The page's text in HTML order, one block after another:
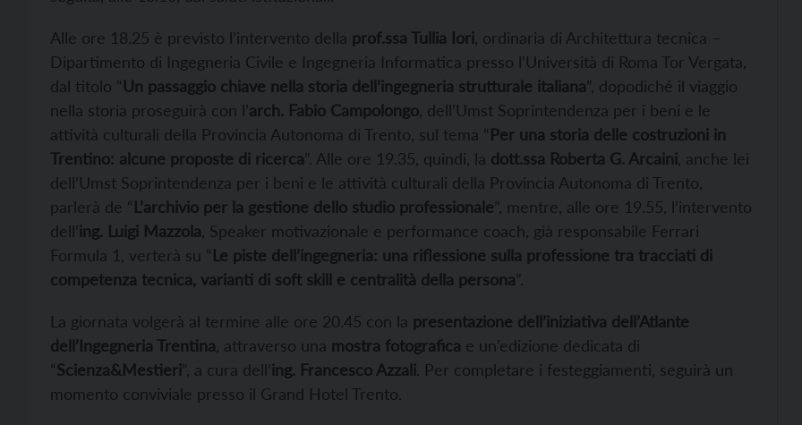
Alle ore 18.25 è previsto l’intervento della prof.ssa Tullia Iori , ordinaria di Architettura tecnica –
Dipartimento di Ingegneria Civile e Ingegneria Informatica presso l’Università di Roma Tor Vergata,
dal titolo “Un passaggio chiave nella storia dell’ingegneria strutturale italiana”, dopodiché il viaggio
nella storia proseguirà con l’arch. Fabio Campolongo , dell’Umst Soprintendenza per i beni e le
attività culturali della Provincia Autonoma di Trento, sul tema “Per una storia delle costruzioni in
Trentino: alcune proposte di ricerca”. Alle ore 19.35, quindi, la dott.ssa Roberta G. Arcaini , anche lei
dell’Umst Soprintendenza per i beni e le attività culturali della Provincia Autonoma di Trento,
parlerà de “L’archivio per la gestione dello studio professionale”, mentre, alle ore 19.55, l’intervento
dell’ing. Luigi Mazzola , Speaker motivazionale e performance coach, già responsabile Ferrari
Formula 1, verterà su “Le piste dell’ingegneria: una riflessione sulla professione tra tracciati di
competenza tecnica, varianti di soft skill e centralità della persona”.
La giornata volgerà al termine alle ore 20.45 con la presentazione dell’iniziativa dell’Atlante
dell’Ingegneria Trentina , attraverso una mostra fotografica e un’edizione dedicata di
“Scienza&Mestieri”, a cura dell’ing. Francesco Azzali. Per completare i festeggiamenti, seguirà un
momento conviviale presso il Grand Hotel Trento.